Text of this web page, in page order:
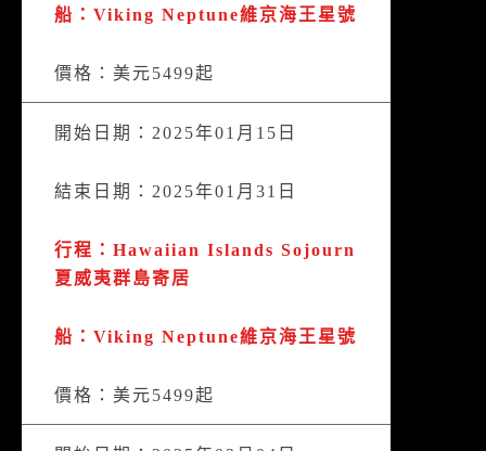
船：Viking Neptune維京海王星號
價格：美元5499起
開始日期：2025年01月15日
結束日期：2025年01月31日
行程：Hawaiian Islands Sojourn
夏威夷群島寄居
船：Viking Neptune維京海王星號
價格：美元5499起